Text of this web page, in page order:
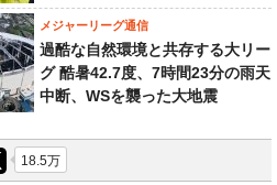
メジャーリーグ通信
過酷な自然環境と共存する大リー
グ 酷暑42.7度、7時間23分の雨天
中断、WSを襲った大地震
18.5万